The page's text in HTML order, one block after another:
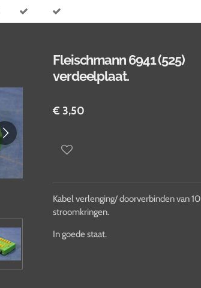
Fleischmann 6941 (525)
verdeelplaat.
€ 3,50
Kabel verlenging/ doorverbinden van 10
stroomkringen.
In goede staat.